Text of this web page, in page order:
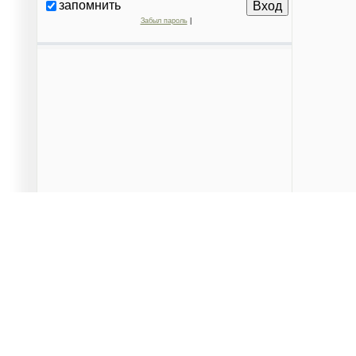
запомнить
Забыл пароль|